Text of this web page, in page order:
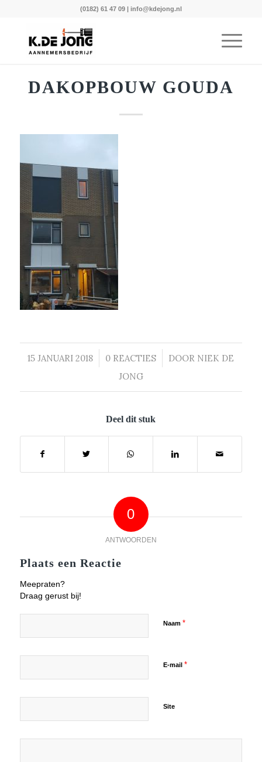
(0182) 61 47 09| info@kdejong.nl
DAKOPBOUW GOUDA
15 JANUARI 2018
/ 0 REACTIES
/ DOOR NIEK DE
JONG
Deel dit stuk
0
ANTWOORDEN
Plaats een Reactie
Meepraten?
Draag gerust bij!
Naam *
E-mail *
Site